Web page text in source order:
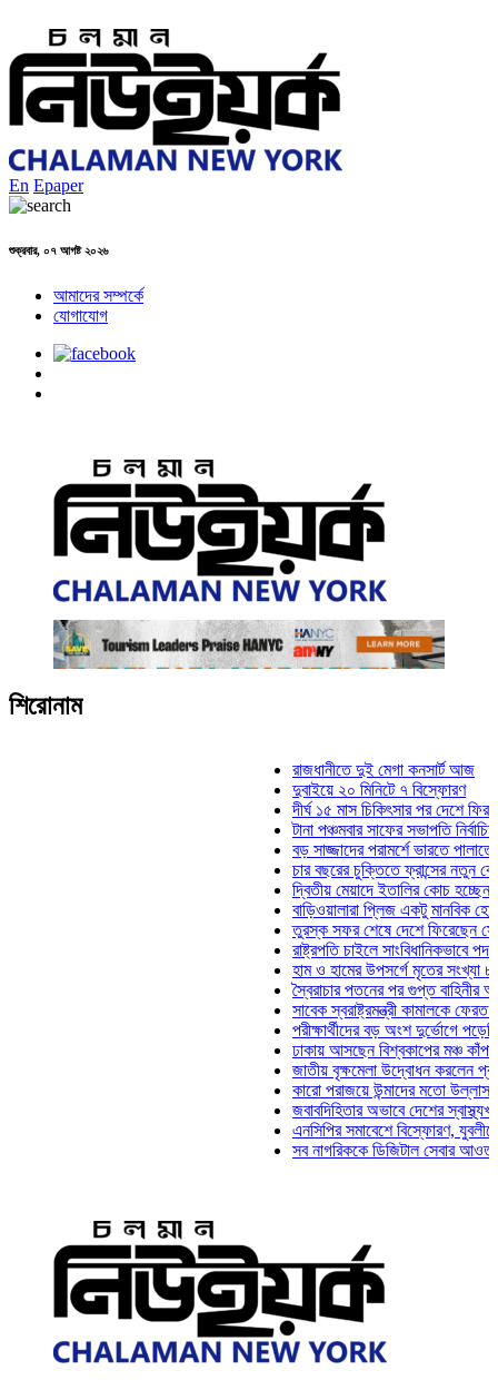
En Epaper
শুক্রবার, ০৭ আগষ্ট ২০২৬
আমাদের সম্পর্কে
যোগাযোগ
শিরোনাম
রাজধানীতে দুই মেগা কনসার্ট আজ
দুবাইয়ে ২০ মিনিটে ৭ বিস্ফোরণ
দীর্ঘ ১৫ মাস চিকিৎসার পর দেশে ফিরলেন
টানা পঞ্চমবার সাফের সভাপতি নির্বাচিত কাজী
বড় সাজ্জাদের পরামর্শে ভারতে পালাতে
চার বছরের চুক্তিতে ফ্রান্সের নতুন কোচ
দ্বিতীয় মেয়াদে ইতালির কোচ হচ্ছেন মানচিনি
বাড়িওয়ালারা প্লিজ একটু মানবিক হোন: মনিরা
তুরস্ক সফর শেষে দেশে ফিরেছেন
রাষ্ট্রপতি চাইলে সাংবিধানিকভাবে পদত্যাগ
হাম ও হামের উপসর্গে মৃতের সংখ্যা ৮০০
স্বৈরাচার পতনের পর গুপ্ত বাহিনীর
সাবেক স্বরাষ্ট্রমন্ত্রী কামালকে ফেরত চেয়ে
পরীক্ষার্থীদের বড় অংশ দুর্ভোগে পড়েনি: ড.
ঢাকায় আসছেন বিশ্বকাপের মঞ্চ কাঁপানো সেই
জাতীয় বৃক্ষমেলা উদ্বোধন করলেন প্রধানমন্ত্রী
কারো পরাজয়ে উন্মাদের মতো উল্লাস করতে
জবাবদিহিতার অভাবে দেশের স্বাস্থ্যখাত
এনসিপির সমাবেশে বিস্ফোরণ, যুবলীগের দুই
সব নাগরিককে ডিজিটাল সেবার আওতায়